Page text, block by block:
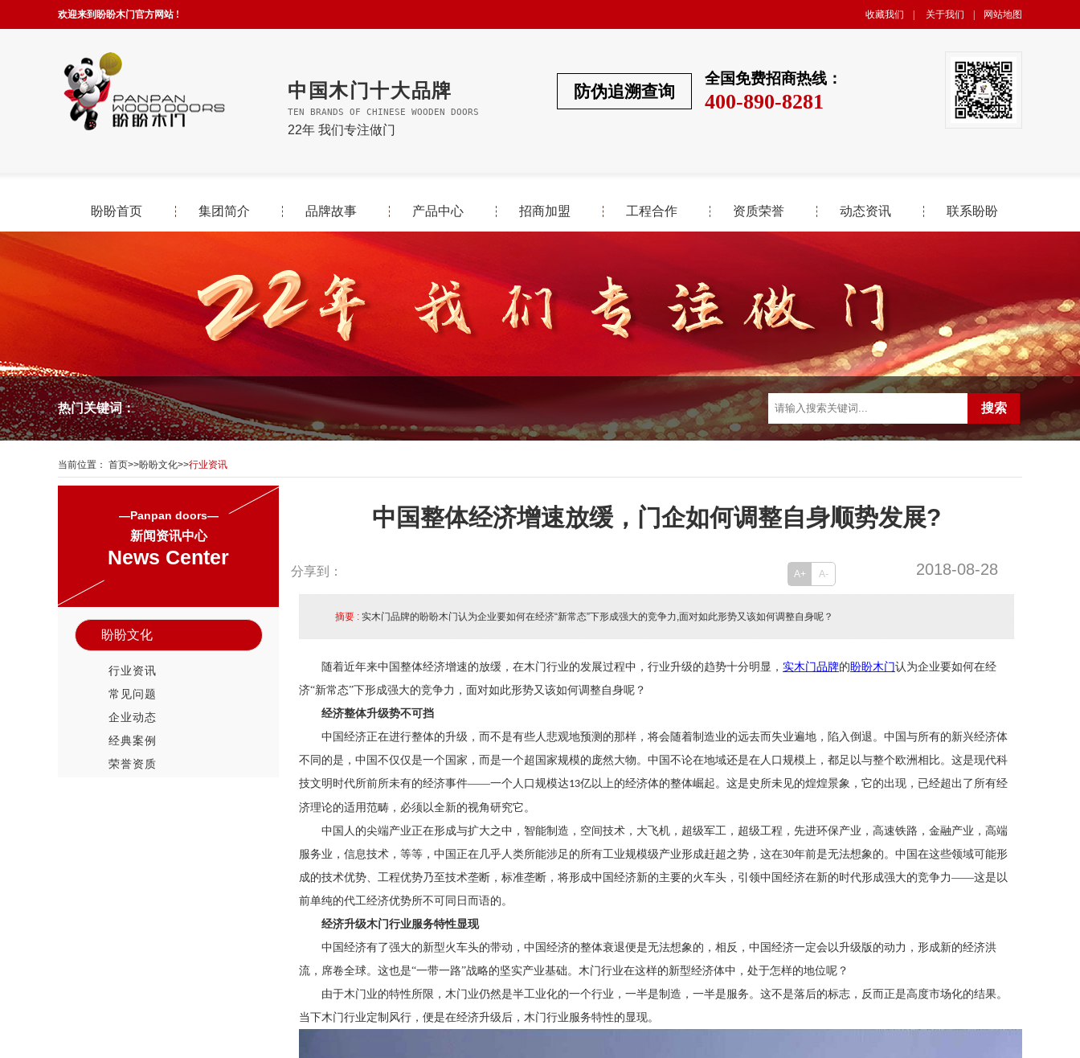
欢迎来到盼盼木门官方网站 ! 收藏我们 关于我们 网站地图
中国木门十大品牌
TEN BRANDS OF CHINESE WOODEN DOORS
22年 我们专注做门
全国免费招商热线：
400-890-8281
防伪追溯查询
盼盼首页 集团简介 品牌故事 产品中心 招商加盟 工程合作 资质荣誉 动态资讯 联系盼盼
热门关键词：
当前位置： 首页>>盼盼文化>>行业资讯
—Panpan doors—
新闻资讯中心
News Center
盼盼文化
行业资讯
常见问题
企业动态
经典案例
荣誉资质
中国整体经济增速放缓，门企如何调整自身顺势发展?
分享到： 2018-08-28
A+ A-
摘要 : 实木门品牌的盼盼木门认为企业要如何在经济“新常态”下形成强大的竞争力,面对如此形势又该如何调整自身呢？
随着近年来中国整体经济增速的放缓，在木门行业的发展过程中，行业升级的趋势十分明显， 实木门品牌的盼盼木门认为企业要如何在经
济“新常态”下形成强大的竞争力，面对如此形势又该如何调整自身呢？
经济整体升级势不可挡
中国经济正在进行整体的升级，而不是有些人悲观地预测的那样，将会随着制造业的远去而失业遍地，陷入倒退。中国与所有的新兴经济体
不同的是，中国不仅仅是一个国家，而是一个超国家规模的庞然大物。中国不论在地域还是在人口规模上，都足以与整个欧洲相比。这是现代科
技文明时代所前所未有的经济事件——一个人口规模达13亿以上的经济体的整体崛起。这是史所未见的煌煌景象，它的出现，已经超出了所有经
济理论的适用范畴，必须以全新的视角研究它。
中国人的尖端产业正在形成与扩大之中，智能制造，空间技术，大飞机，超级军工，超级工程，先进环保产业，高速铁路，金融产业，高端
服务业，信息技术，等等，中国正在几乎人类所能涉足的所有工业规模级产业形成赶超之势，这在30年前是无法想象的。中国在这些领域可能形
成的技术优势、工程优势乃至技术垄断，标准垄断，将形成中国经济新的主要的火车头，引领中国经济在新的时代形成强大的竞争力——这是以
前单纯的代工经济优势所不可同日而语的。
经济升级木门行业服务特性显现
中国经济有了强大的新型火车头的带动，中国经济的整体衰退便是无法想象的，相反，中国经济一定会以升级版的动力，形成新的经济洪
流，席卷全球。这也是“一带一路”战略的坚实产业基础。木门行业在这样的新型经济体中，处于怎样的地位呢？
由于木门业的特性所限，木门业仍然是半工业化的一个行业，一半是制造，一半是服务。这不是落后的标志，反而正是高度市场化的结果。
当下木门行业定制风行，便是在经济升级后，木门行业服务特性的显现。